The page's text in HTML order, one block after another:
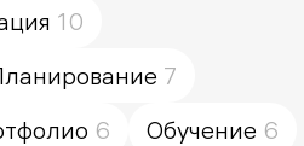
10
7
6 Обучение 6